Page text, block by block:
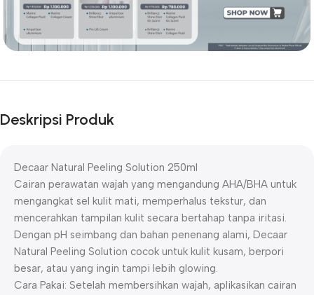
Deskripsi Produk
Decaar Natural Peeling Solution 250ml
Cairan perawatan wajah yang mengandung AHA/BHA untuk
mengangkat sel kulit mati, memperhalus tekstur, dan
mencerahkan tampilan kulit secara bertahap tanpa iritasi.
Dengan pH seimbang dan bahan penenang alami, Decaar
Natural Peeling Solution cocok untuk kulit kusam, berpori
besar, atau yang ingin tampi lebih glowing.
Cara Pakai: Setelah membersihkan wajah, aplikasikan cairan